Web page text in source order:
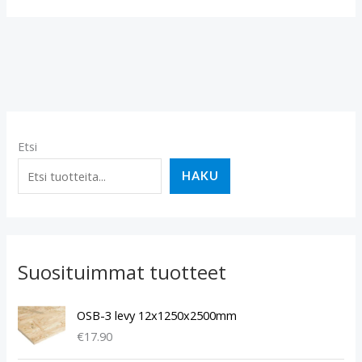
Etsi
HAKU
Suosituimmat tuotteet
OSB-3 levy 12x1250x2500mm
€17.90